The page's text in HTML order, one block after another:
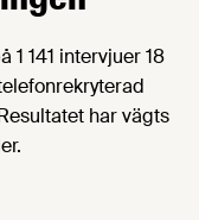
141 intervjuer 18
har vägts